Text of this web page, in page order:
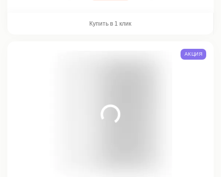
Купить в 1 клик
АКЦИЯ